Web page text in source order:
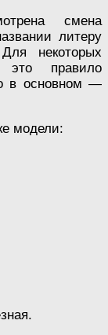
смена
литеру
некоторых
это правило
в основном —
модели: